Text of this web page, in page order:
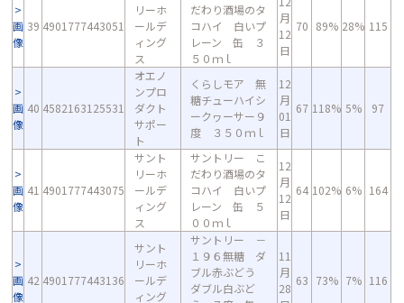
画
像
39 4901777443051
リーホ
ールデ
ィング
ス
だわり酒場のタ
コハイ 白いプ
レーン 缶 ３
５０ｍｌ
月
12
日
70 89% 28% 115
画
像
40 4582163125531
オエノ
ンプロ
ダクト
サポー
ト
くらしモア 無
糖チューハイシ
ークヮーサー９
度 ３５０ｍｌ
12
月
01
日
67 118% 5% 97
画
像
41 4901777443075
サント
リーホ
ールデ
ィング
ス
サントリー こ
だわり酒場のタ
コハイ 白いプ
レーン 缶 ５
００ｍｌ
12
月
12
日
64 102% 6% 164
画
像
42 4901777443136
サント
リーホ
ールデ
ィング
サントリー －
１９６無糖 ダ
ブル赤ぶどう
ダブル白ぶど
11
月
28
63 73% 7% 116